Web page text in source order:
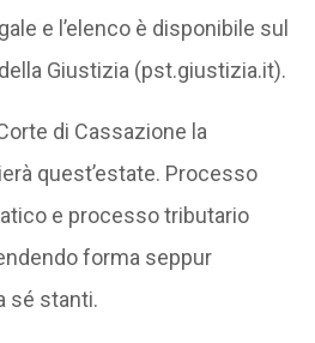
e l’elenco è disponibile sul
Giustizia (pst.giustizia.it).
di Cassazione la
quest’estate. Processo
e processo tributario
forma seppur
sé stanti.